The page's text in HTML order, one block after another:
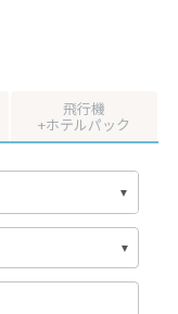
飛行機
+ホテルパック